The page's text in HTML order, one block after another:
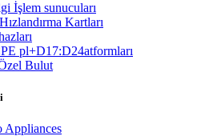
İşlem sunucuları
Kartları
pl+D17:D24atformları
Bulut
Appliances